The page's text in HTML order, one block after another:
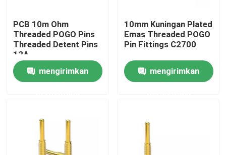
Hubungi kami
Berita
Pin POGO dengan beban pegas
Sonde pogo pin
PCB 10m Ohm
Threaded POGO Pins
Threaded Detent Pins
12A
mengirimkan
10mm Kuningan Plated
Emas Threaded POGO
Pin Fittings C2700
mengirimkan